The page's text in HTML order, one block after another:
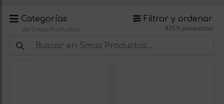
Categorías
de Smas Productos
Filtrar y ordenar
42511 productos